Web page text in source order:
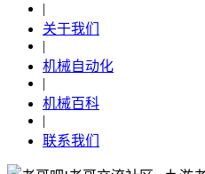
|
关于我们
|
机械自动化
|
机械百科
|
联系我们